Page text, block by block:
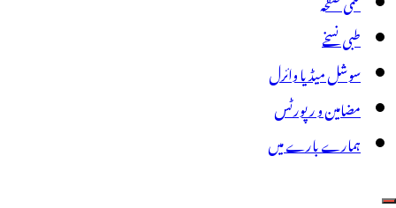
طبی نسخے
سوشل میڈیا وائرل
مضامین و رپورٹس
ہمارے بارے میں